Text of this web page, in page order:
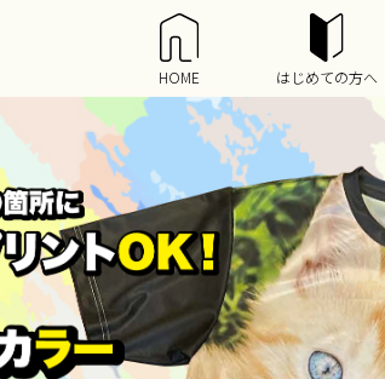
HOME はじめての方へ